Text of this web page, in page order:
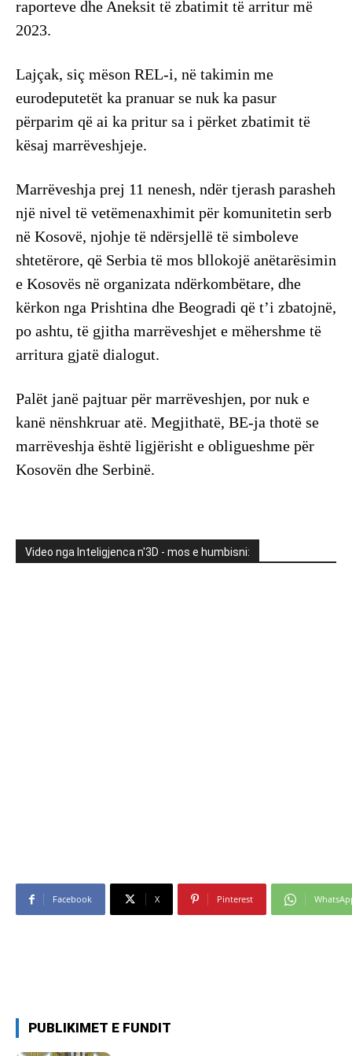
raporteve dhe Aneksit të zbatimit të arritur më
2023.
Lajçak, siç mëson REL-i, në takimin me
eurodeputetët ka pranuar se nuk ka pasur
përparim që ai ka pritur sa i përket zbatimit të
kësaj marrëveshjeje.
Marrëveshja prej 11 nenesh, ndër tjerash parasheh
një nivel të vetëmenaxhimit për komunitetin serb
në Kosovë, njohje të ndërsjellë të simboleve
shtetërore, që Serbia të mos bllokojë anëtarësimin
e Kosovës në organizata ndërkombëtare, dhe
kërkon nga Prishtina dhe Beogradi që t’i zbatojnë,
po ashtu, të gjitha marrëveshjet e mëhershme të
arritura gjatë dialogut.
Palët janë pajtuar për marrëveshjen, por nuk e
kanë nënshkruar atë. Megjithatë, BE-ja thotë se
marrëveshja është ligjërisht e obligueshme për
Kosovën dhe Serbinë.
Video nga Inteligjenca n'3D - mos e humbisni:
Facebook X Pinterest
PUBLIKIMET E FUNDIT